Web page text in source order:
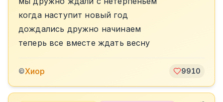
когда наступит новый год
дождались дружно начинаем
теперь все вместе ждать весну
©Хиор 9910